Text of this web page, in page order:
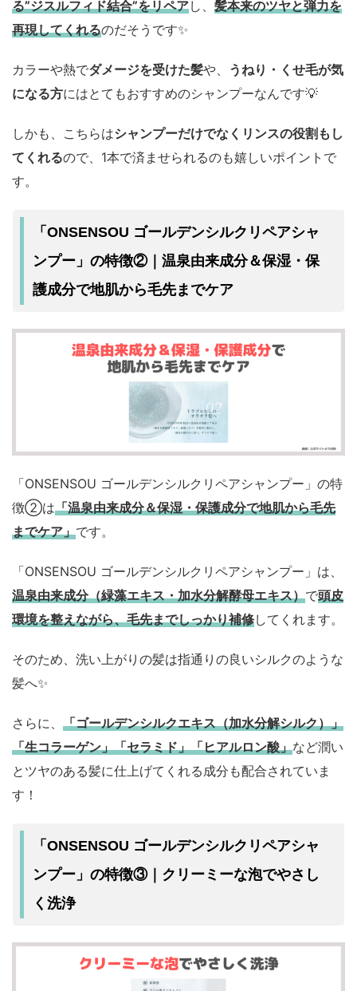
る”ジスルフィド結合”をリペアし、 髪本来のツヤと弾力を
再現してくれるのだそうです✨️
カラーや熱でダメージを受けた髪や、 うねり・くせ毛が気
になる方にはとてもおすすめのシャンプーなんです💡
しかも、こちらはシャンプーだけでなくリンスの役割もし
てくれるので、1本で済ませられるのも嬉しいポイントで
す。
「ONSENSOU ゴールデンシルクリペアシャ
ンプー」の特徴②｜温泉由来成分＆保湿・保
護成分で地肌から毛先までケア
「ONSENSOU ゴールデンシルクリペアシャンプー」の特
徴②は「温泉由来成分＆保湿・保護成分で地肌から毛先
までケア」です。
「ONSENSOU ゴールデンシルクリペアシャンプー」は、
温泉由来成分（緑藻エキス・加水分解酵母エキス）で頭皮
環境を整えながら、毛先までしっかり補修してくれます。
そのため、洗い上がりの髪は指通りの良いシルクのような
髪へ✨️
さらに、 「ゴールデンシルクエキス（加水分解シルク）」
「生コラーゲン」「セラミド」「ヒアルロン酸」など潤い
とツヤのある髪に仕上げてくれる成分も配合されていま
す！
「ONSENSOU ゴールデンシルクリペアシャ
ンプー」の特徴③｜クリーミーな泡でやさし
く洗浄